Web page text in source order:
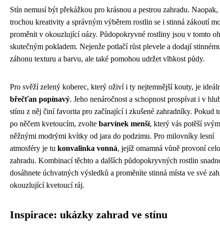
Stín nemusí být překážkou pro krásnou a pestrou zahradu. Naopak,
trochou kreativity a správným výběrem rostlin se i stinná zákoutí
proměnit v okouzlující oázy. Půdopokryvné rostliny jsou v tomto
skutečným pokladem. Nejenže potlačí růst plevele a dodají
záhonu texturu a barvu, ale také pomohou udržet vlhkost půdy.
Pro svěží zelený koberec, který oživí i ty nejtemnější kouty, je
břečťan popínavý. Jeho nenáročnost a schopnost prospívat i v
stínu z něj činí favorita pro začínající i zkušené zahradníky. Pokud
po něčem kvetoucím, zvolte barvínek menší, který vás potěší
něžnými modrými kvítky od jara do podzimu. Pro milovníky lesní
atmosféry je tu konvalinka vonná, jejíž omamná vůně provoní
zahradu. Kombinací těchto a dalších půdopokryvných rostlin
dosáhnete úchvatných výsledků a proměníte stinná místa ve své
okouzlující kvetoucí ráj.
Inspirace: ukázky zahrad ve stínu